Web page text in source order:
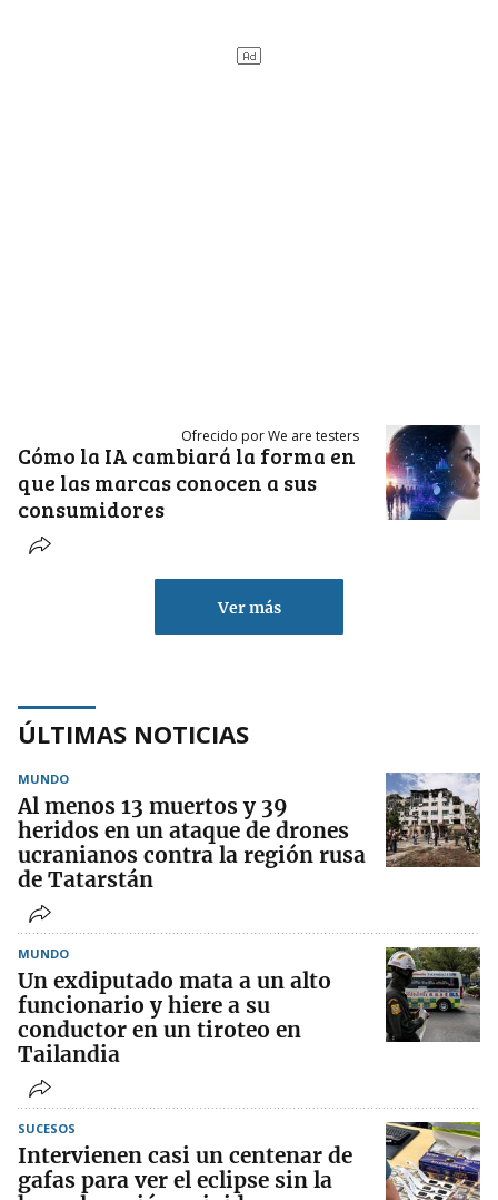
Ofrecido por We are testers
Cómo la IA cambiará la forma en
que las marcas conocen a sus
consumidores
Ver más
ÚLTIMAS NOTICIAS
MUNDO
Al menos 13 muertos y 39
heridos en un ataque de drones
ucranianos contra la región rusa
de Tatarstán
MUNDO
Un exdiputado mata a un alto
funcionario y hiere a su
conductor en un tiroteo en
Tailandia
SUCESOS
Intervienen casi un centenar de
gafas para ver el eclipse sin la